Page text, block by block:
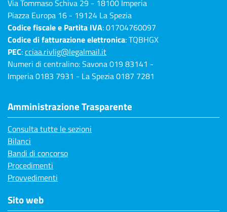
Via Tommaso Schiva 29 - 18100 Imperia
Piazza Europa 16 - 19124 La Spezia
Codice fiscale e Partita IVA: 01704760097
Codice di fatturazione elettronica: TQBHGX
PEC:cciaa.rivlig@legalmail.it
Numeri di centralino: Savona 019 83141 -
Imperia 0183 7931 - La Spezia 0187 7281
Amministrazione Trasparente
Consulta tutte le sezioni
Bilanci
Bandi di concorso
Procedimenti
Provvedimenti
Sito web